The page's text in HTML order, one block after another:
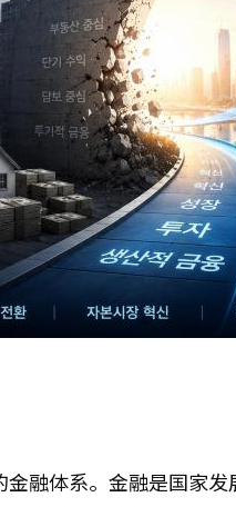
融体系。金融是国家